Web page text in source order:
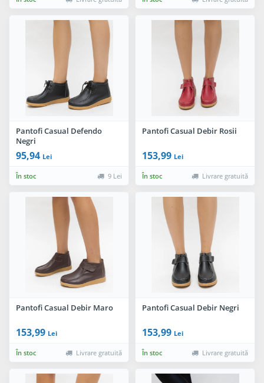
Pantofi Casual Defendo
Negri
95,94 Lei
În stoc 9 Lei
Pantofi Casual Debir Rosii
153,99 Lei
În stoc Livrare gratuită
Pantofi Casual Debir Maro
153,99 Lei
În stoc Livrare gratuită
Pantofi Casual Debir Negri
153,99 Lei
În stoc Livrare gratuită